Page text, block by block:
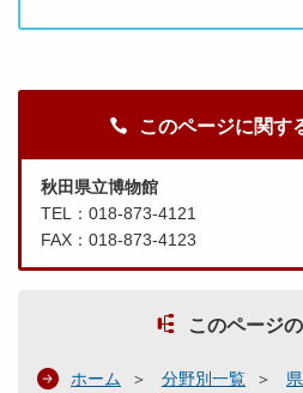
このページに関す
秋田県立博物館
TEL：018-873-4121
FAX：018-873-4123
このページ
ホーム 分野別一覧